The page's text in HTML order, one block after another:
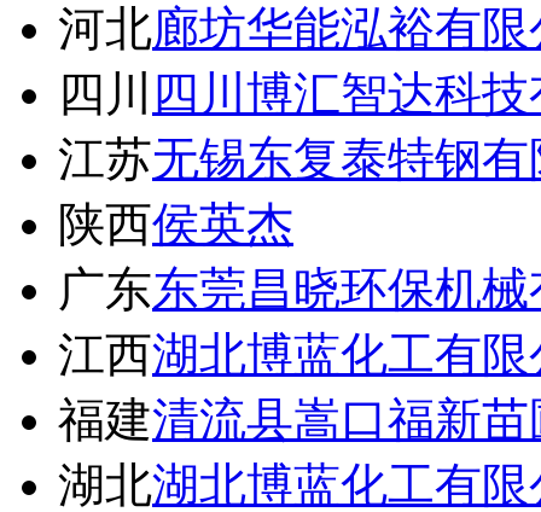
河北廊坊华能泓裕有
四川 四川博汇智达科
江苏无锡东复泰特钢
陕西侯英杰
广东东莞昌晓环保机
江西湖北博蓝化工有
福建清流县嵩口福新苗
湖北湖北博蓝化工有限